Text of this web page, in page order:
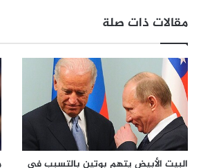
مقالات ذات صلة
البيت الأبيض يتهم بوتين بالتسبب في